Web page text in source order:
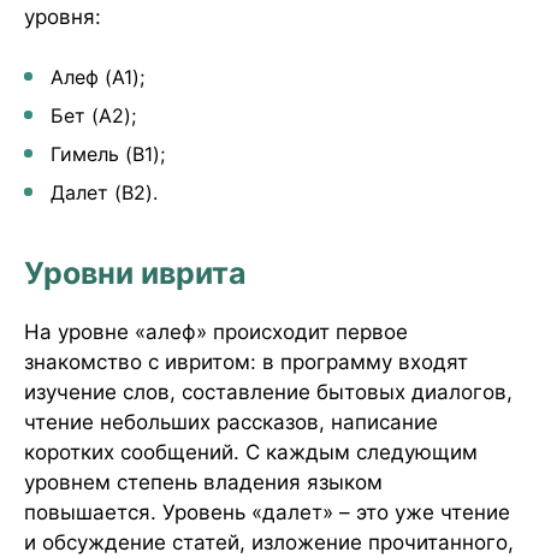
уровня:
Алеф (A1);
Бет (A2);
Гимель (B1);
Далет (B2).
Уровни иврита
На уровне «алеф» происходит первое
знакомство с ивритом: в программу входят
изучение слов, составление бытовых диалогов,
чтение небольших рассказов, написание
коротких сообщений. С каждым следующим
уровнем степень владения языком
повышается. Уровень «далет» – это уже чтение
и обсуждение статей, изложение прочитанного,